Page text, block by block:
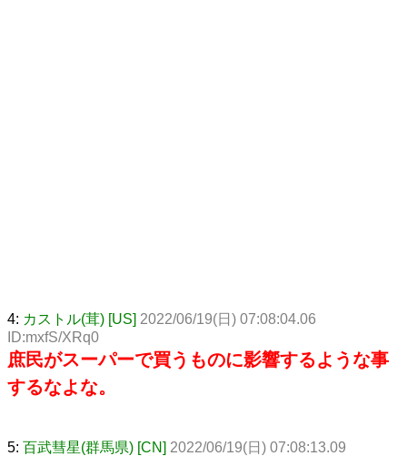
4: カストル(茸) [US] 2022/06/19(日) 07:08:04.06
ID:mxfS/XRq0
庶民がスーパーで買うものに影響するような事
するなよな。
5: 百武彗星(群馬県) [CN] 2022/06/19(日) 07:08:13.09